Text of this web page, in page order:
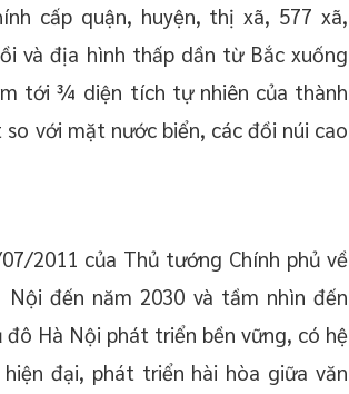
cấp quận, huyện, thị xã, 577 xã,
và địa hình thấp dần từ Bắc xuống
tới ¾ diện tích tự nhiên của thành
với mặt nước biển, các đồi núi cao
2011 của Thủ tướng Chính phủ về
đến năm 2030 và tầm nhìn đến
đô Hà Nội phát triển bền vững, có hệ
đại, phát triển hài hòa giữa văn